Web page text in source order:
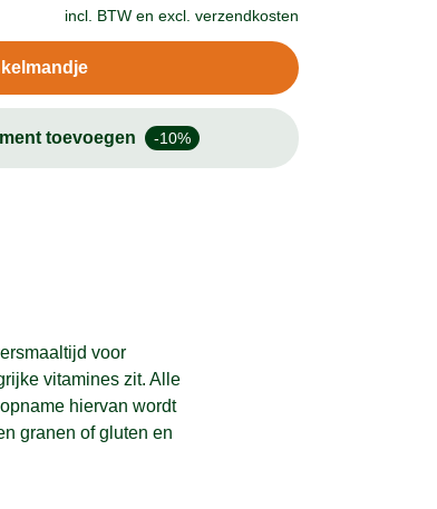
incl. BTW en excl. verzendkosten
toevoegen -10%
voor
vitamines zit. Alle
hiervan wordt
granen of gluten en